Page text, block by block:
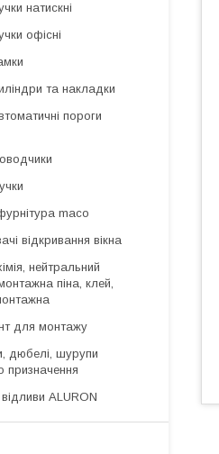
натискні
офісні
та накладки
пороги
maco
відкривання вікна
нейтральний
піна, клей,
для монтажу
дюбелі, шурупи
призначення
ALURON